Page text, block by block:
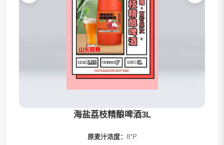
海盐荔枝精酿啤酒3L
原麦汁浓度： 8°P